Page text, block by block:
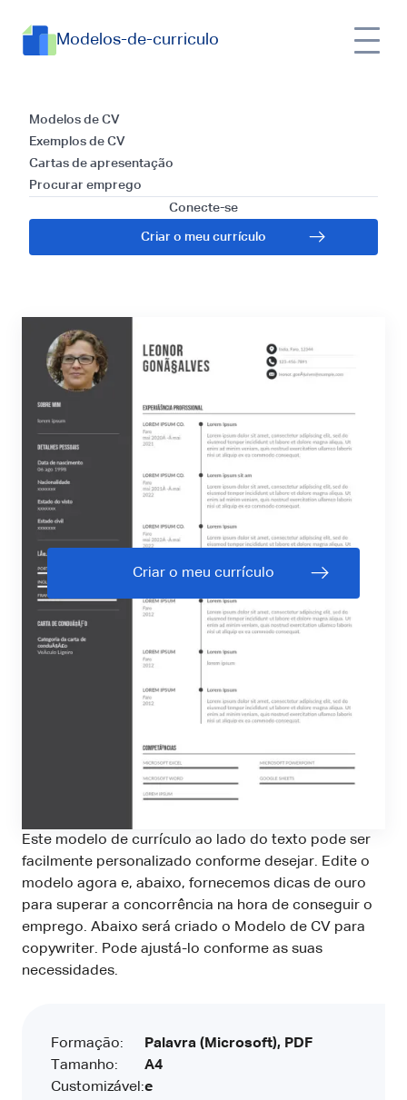
Modelos-de-curriculo
Modelos de CV
Exemplos de CV
Cartas de apresentação
Procurar emprego
Conecte-se
Criar o meu currículo
Guia de Currículo
para Copywriter:
Modelo, Exemplo e
Dicas
Criar o meu currículo
Este modelo de currículo ao lado do texto pode ser
facilmente personalizado conforme desejar. Edite o
modelo agora e, abaixo, fornecemos dicas de ouro
para superar a concorrência na hora de conseguir o
emprego. Abaixo será criado o Modelo de CV para
copywriter. Pode ajustá-lo conforme as suas
necessidades.
Formação:
Tamanho:
Customizável:
Palavra (Microsoft), PDF
A4
e